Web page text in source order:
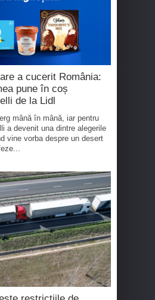
a cucerit România:
pune în coș
de la Lidl
mână în mână, iar pentru
a devenit una dintre alegerile
vine vorba despre un desert